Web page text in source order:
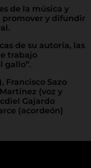
de la música y
promover y difundir
de su autoría, las
trabajo
gallo”.
Francisco Sazo
(voz y
Gajardo
(acordeón)